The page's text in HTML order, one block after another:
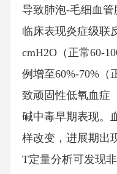
导致肺泡-毛细血
临床表现炎症级联
cmH2O（正常60-
例增至60%-70%（
致顽固性低氧血症
碱中毒早期表现。
样改变，进展期出
T定量分析可发现